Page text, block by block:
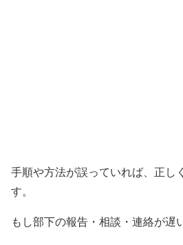
手順や方法が誤っていれば、正し
す。
もし部下の報告・相談・連絡が遅